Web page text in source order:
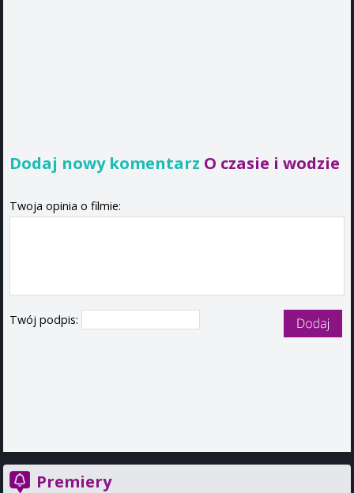
Dodaj nowy komentarz O czasie i wodzie
Twoja opinia o filmie:
Twój podpis:
Premiery